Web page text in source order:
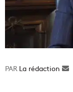
La rédaction